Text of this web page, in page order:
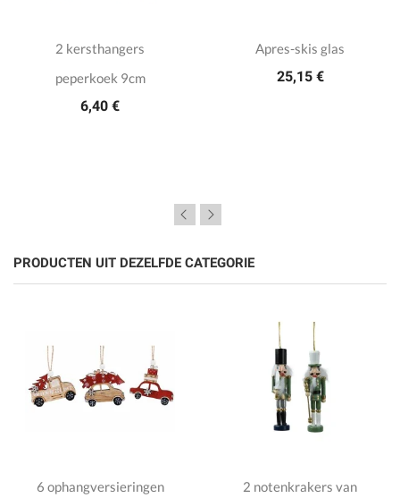
2 kersthangers
peperkoek 9cm
6,40 €
Apres-skis glas
25,15 €
PRODUCTEN UIT DEZELFDE CATEGORIE
6 ophangversieringen
2 notenkrakers van